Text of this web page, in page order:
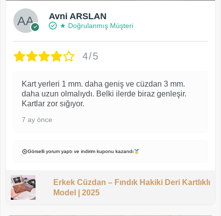
Avni ARSLAN
★ Doğrulanmış Müşteri
4/5
Kart yerleri 1 mm. daha geniş ve cüzdan 3 mm.
daha uzun olmalıydı. Belki ilerde biraz genleşir.
Kartlar zor sığıyor.
7 ay önce
Görselli yorum yaptı ve indirim kuponu kazandı
Erkek Cüzdan – Fındık Hakiki Deri Kartlıklı
Model | 2025